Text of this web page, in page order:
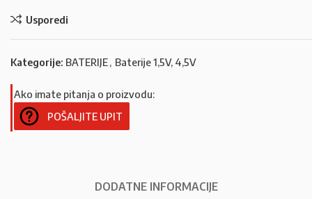
Usporedi
Kategorije: BATERIJE, Baterije 1,5V, 4,5V
Ako imate pitanja o proizvodu:
POŠALJITE UPIT
DODATNE INFORMACIJE